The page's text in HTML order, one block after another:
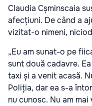
Claudia Cșminscaia
afecțiuni. De când a
vizitat-o nimeni,
„Eu am sunat-o pe
sunt două cadavre.
taxi și a venit acasă.
Poliția, dar ea s-a
nu cunosc. Nu am